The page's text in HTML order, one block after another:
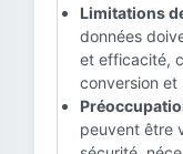
Limitations
données
et efficacité,
conversion et
peuvent être